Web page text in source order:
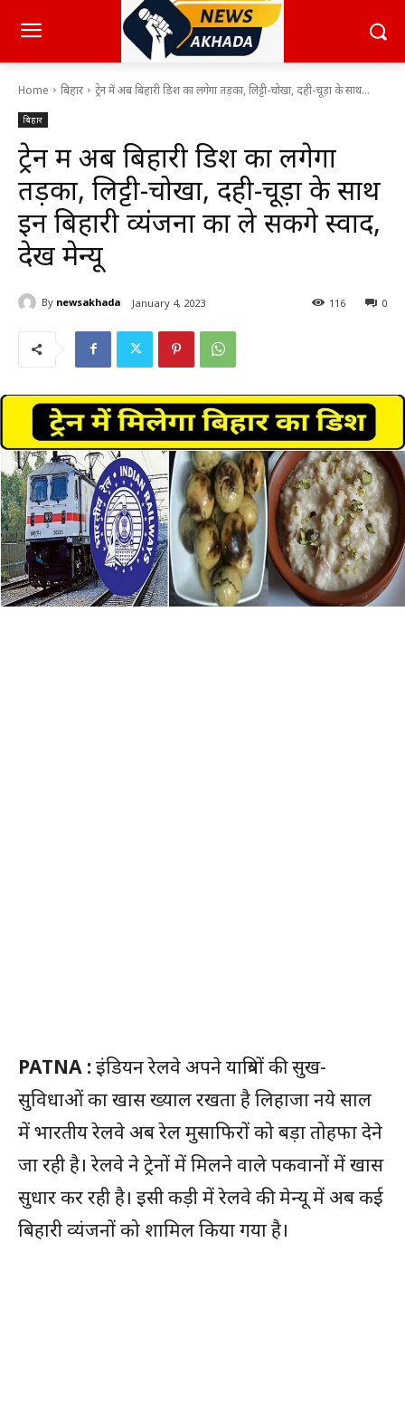
Home बिहार ट्रेन में अब बिहारी डिश का लगेगा तड़का, लिट्टी-चोखा, दही-चूड़ा के साथ...
बिहार
ट्रेन में अब बिहारी डिश का लगेगा
तड़का, लिट्टी-चोखा, दही-चूड़ा के साथ
इन बिहारी व्यंजनों का ले सकेंगे स्वाद,
देखें मेन्यू
By newsakhada January 4, 2023 0
116
PATNA :इंडियन रेलवे अपने यात्रियों की सुख-
सुविधाओं का खास ख्याल रखता है लिहाजा नये साल
में भारतीय रेलवे अब रेल मुसाफिरों को बड़ा तोहफा देने
जा रही है। रेलवे ने ट्रेनों में मिलने वाले पकवानों में खास
सुधार कर रही है। इसी कड़ी में रेलवे की मेन्यू में अब कई
बिहारी व्यंजनों को शामिल किया गया है।